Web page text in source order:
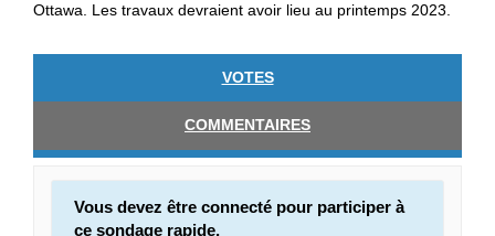
Ottawa. Les travaux devraient avoir lieu au printemps 2023.
VOTES
COMMENTAIRES
Vous devez être connecté pour participer à
ce sondage rapide.